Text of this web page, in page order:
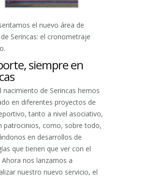
el nuevo área de
Serincas: el cronometraje
siempre en
nacimiento de Serincas hemos
en diferentes proyectos de
tanto a nivel asociativo,
patrocinios, como, sobre todo,
en desarrollos de
que tienen que ver con el
Ahora nos lanzamos a
nuestro nuevo servicio, el